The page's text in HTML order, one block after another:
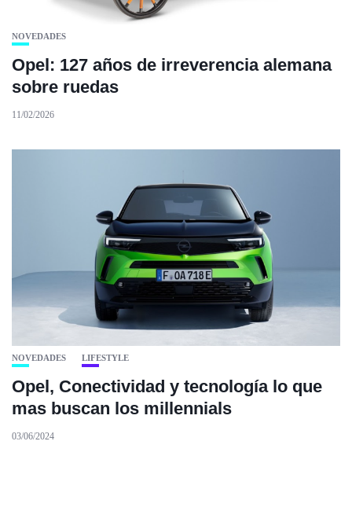
NOVEDADES
Opel: 127 años de irreverencia alemana
sobre ruedas
11/02/2026
NOVEDADES LIFESTYLE
Opel, Conectividad y tecnología lo que
mas buscan los millennials
03/06/2024